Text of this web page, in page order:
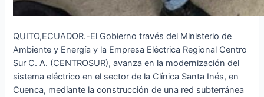
QUITO,ECUADOR.-El Gobierno través del Ministerio de
Ambiente y Energía y la Empresa Eléctrica Regional Centro
Sur C. A. (CENTROSUR), avanza en la modernización del
sistema eléctrico en el sector de la Clínica Santa Inés, en
Cuenca, mediante la construcción de una red subterránea